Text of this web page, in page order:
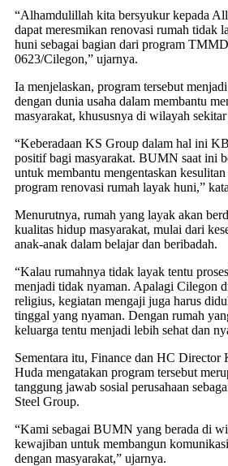
“Alhamdulillah kita bersyukur kepada
dapat meresmikan renovasi rumah tidak
huni sebagai bagian dari program
0623/Cilegon,” ujarnya.
Ia menjelaskan, program tersebut
dengan dunia usaha dalam membantu
masyarakat, khususnya di wilayah
“Keberadaan KS Group dalam hal ini
positif bagi masyarakat. BUMN saat ini
untuk membantu mengentaskan
program renovasi rumah layak huni,”
Menurutnya, rumah yang layak akan
kualitas hidup masyarakat, mulai dari
anak-anak dalam belajar dan beribadah.
“Kalau rumahnya tidak layak tentu
menjadi tidak nyaman. Apalagi Cilegon
religius, kegiatan mengaji juga harus
tinggal yang nyaman. Dengan rumah
keluarga tentu menjadi lebih sehat dan
Sementara itu, Finance dan HC
Huda mengatakan program tersebut
tanggung jawab sosial perusahaan
Steel Group.
“Kami sebagai BUMN yang berada di
kewajiban untuk membangun
dengan masyarakat,” ujarnya.